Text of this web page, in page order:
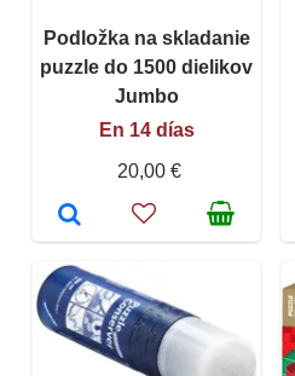
Podložka na skladanie
puzzle do 1500 dielikov
Jumbo
En 14 días
20,00 €